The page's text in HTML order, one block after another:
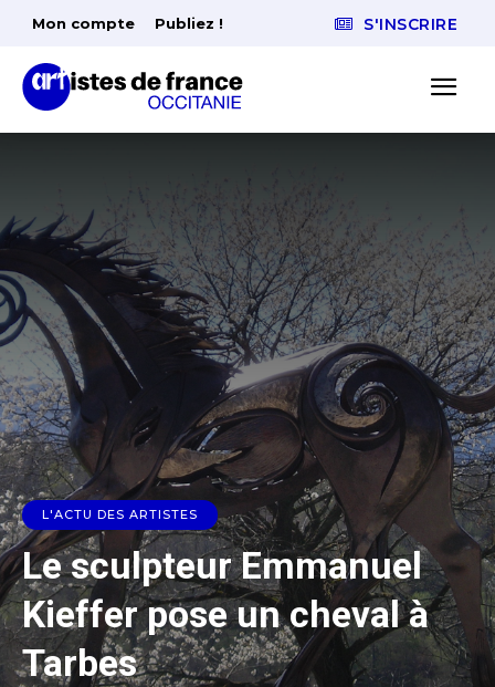
Mon compte Publiez ! S'INSCRIRE
L'ACTU DES ARTISTES
Le sculpteur Emmanuel
Kieffer pose un cheval à
Tarbes